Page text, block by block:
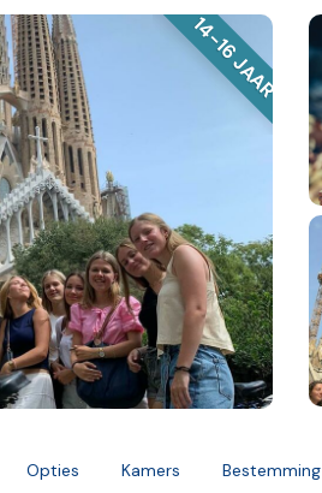
14-16 JAAR
Opties Kamers Bestemming